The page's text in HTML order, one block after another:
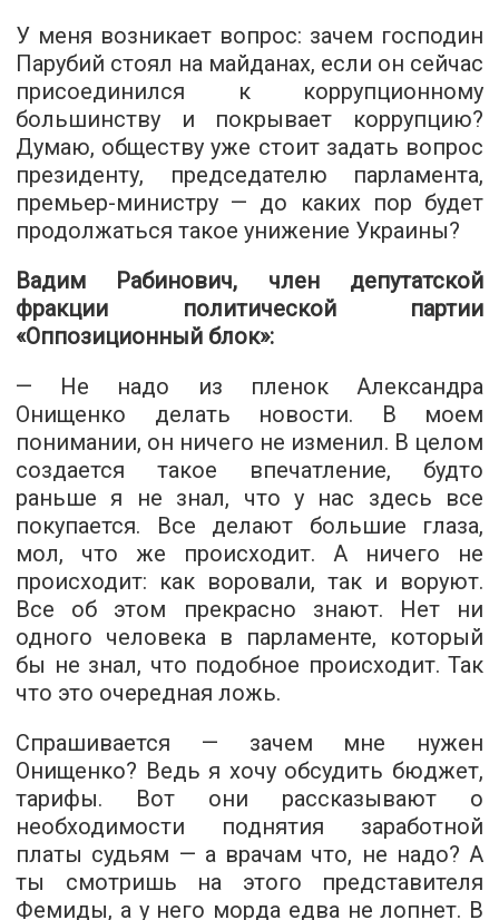
У меня возникает вопрос: зачем господин
Парубий стоял на майданах, если он сейчас
присоединился к коррупционному
большинству и покрывает коррупцию?
Думаю, обществу уже стоит задать вопрос
президенту, председателю парламента,
премьер-министру — до каких пор будет
продолжаться такое унижение Украины?
Вадим Рабинович, член депутатской
фракции политической партии
«Оппозиционный блок»:
— Не надо из пленок Александра
Онищенко делать новости. В моем
понимании, он ничего не изменил. В целом
создается такое впечатление, будто
раньше я не знал, что у нас здесь все
покупается. Все делают большие глаза,
мол, что же происходит. А ничего не
происходит: как воровали, так и воруют.
Все об этом прекрасно знают. Нет ни
одного человека в парламенте, который
бы не знал, что подобное происходит. Так
что это очередная ложь.
Спрашивается — зачем мне нужен
Онищенко? Ведь я хочу обсудить бюджет,
тарифы. Вот они рассказывают о
необходимости поднятия заработной
платы судьям — а врачам что, не надо? А
ты смотришь на этого представителя
Фемиды, а у него морда едва не лопнет. В